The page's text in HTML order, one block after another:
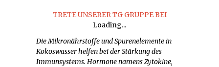
TRETE UNSERER TG GRUPPE BEI
Loading...
Die Mikronährstoffe und Spurenelemente in
Kokoswasser helfen bei der Stärkung des
Immunsystems. Hormone namens Zytokine,